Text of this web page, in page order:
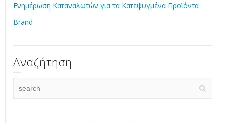
Ενημέρωση Καταναλωτών για τα Κατεψυγμένα Προϊόντα
Brand
Αναζήτηση